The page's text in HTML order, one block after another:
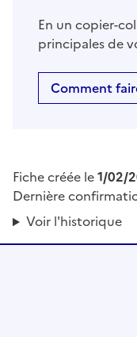
En un copier-
principales de
Comment
Fiche créée le1/02/
Dernière
Voir l'historique